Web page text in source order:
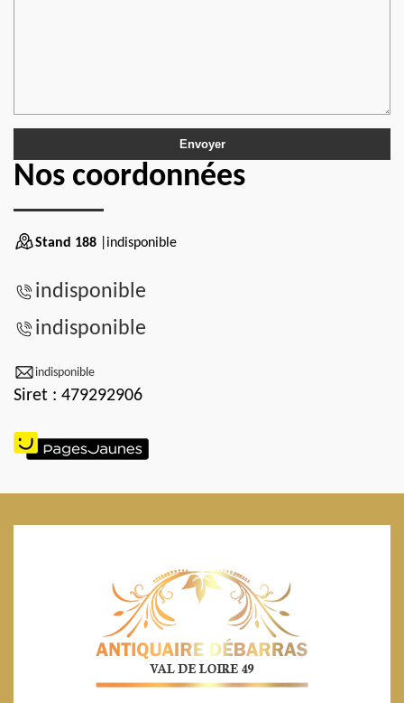
Nos coordonnées
Stand 188 |indisponible
indisponible
indisponible
indisponible
Siret : 479292906